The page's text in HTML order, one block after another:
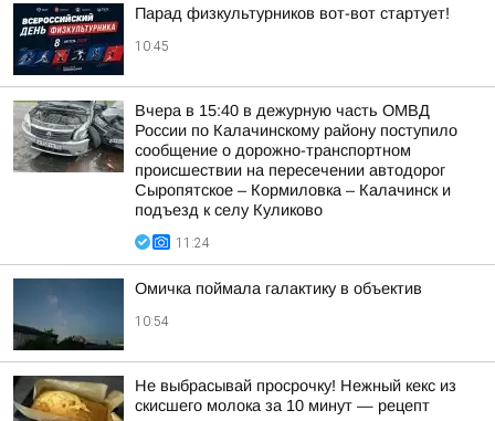
Парад физкультурников вот-вот стартует!
10:45
Вчера в 15:40 в дежурную часть ОМВД
России по Калачинскому району поступило
сообщение о дорожно-транспортном
происшествии на пересечении автодорог
Сыропятское – Кормиловка – Калачинск и
подъезд к селу Куликово
11:24
Омичка поймала галактику в объектив
10:54
Не выбрасывай просрочку! Нежный кекс из
скисшего молока за 10 минут — рецепт